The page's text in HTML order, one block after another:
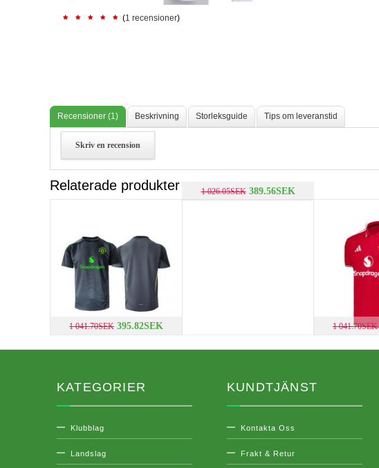
(1 recensioner)
Recensioner (1) Beskrivning Storleksguide Tips om leveranstid
Skriv en recension
Relaterade produkter
1 041.70SEK 395.82SEK
1 026.05SEK 389.56SEK
1 041.70SEK
KATEGORIER
Klubblag
Landslag
KUNDTJÄNST
Kontakta Oss
Frakt & Retur